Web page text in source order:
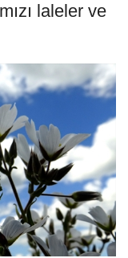
laleler ve